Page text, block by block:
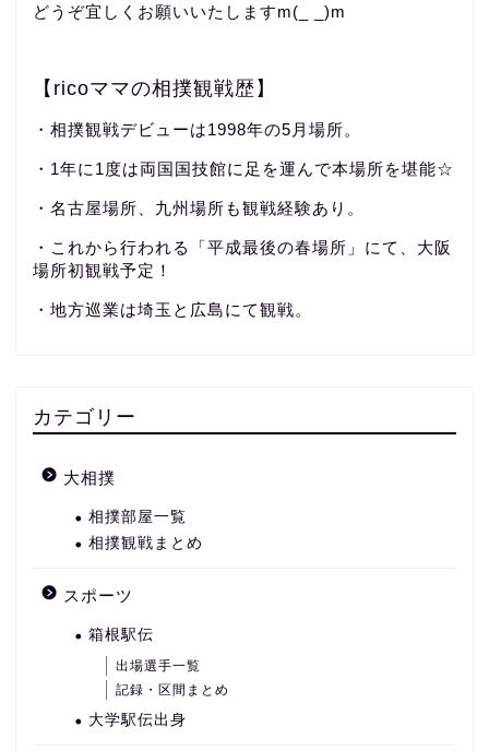
どうぞ宜しくお願いいたしますm(_ _)m
【ricoママの相撲観戦歴】
・相撲観戦デビューは1998年の5月場所。
・1年に1度は両国国技館に足を運んで本場所を堪能☆
・名古屋場所、九州場所も観戦経験あり。
・これから行われる「平成最後の春場所」にて、大阪
場所初観戦予定！
・地方巡業は埼玉と広島にて観戦。
カテゴリー
大相撲
相撲部屋一覧
相撲観戦まとめ
スポーツ
箱根駅伝
出場選手一覧
記録・区間まとめ
大学駅伝出身